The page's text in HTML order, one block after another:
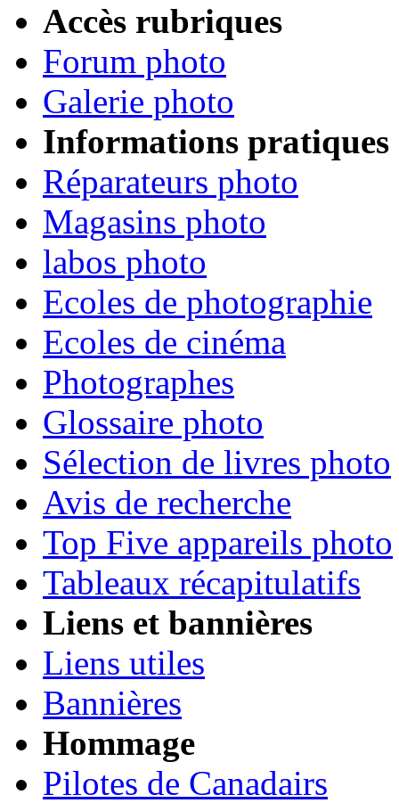
Accès rubriques
Forum photo
Galerie photo
Informations pratiques
Réparateurs photo
Magasins photo
labos photo
Ecoles de photographie
Ecoles de cinéma
Photographes
Glossaire photo
Sélection de livres photo
Avis de recherche
Top Five appareils photo
Tableaux récapitulatifs
Liens et bannières
Liens utiles
Bannières
Hommage
Pilotes de Canadairs